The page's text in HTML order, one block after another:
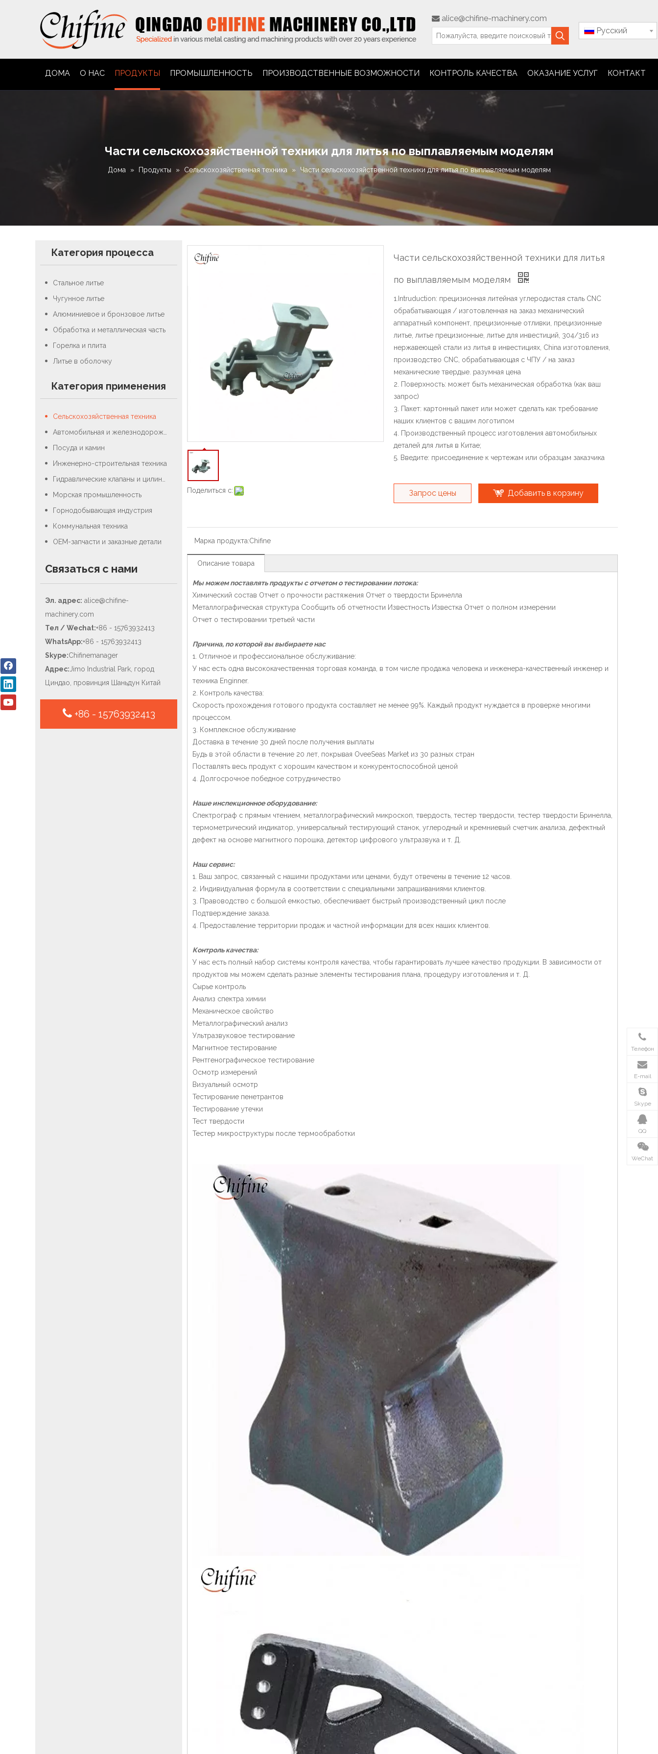
 alice@chifine-machinery.com
Pусский
ДОМА О НАС ПРОДУКТЫ ПРОМЫШЛЕННОСТЬ ПРОИЗВОДСТВЕННЫЕ ВОЗМОЖНОСТИ КОНТРОЛЬ КАЧЕСТВА ОКАЗАНИЕ УСЛУГ КОНТАКТ
Части сельскохозяйственной техники для литья по выплавляемым моделям
Дома » Продукты » Сельскохозяйственная техника » Части сельскохозяйственной техники для литья по выплавляемым моделям
Категория процесса
Стальное литье
Чугунное литье
Алюминиевое и бронзовое литье
Обработка и металлическая часть
Горелка и плита
Литье в оболочку
Категория применения
Сельскохозяйственная техника
Посуда и камин
Инженерно-строительная техника
Морская промышленность
Горнодобывающая индустрия
Коммунальная техника
OEM-запчасти и заказные детали
Связаться с нами
Эл. адрес: alice@chifine-
machinery.com
Тел / Wechat:+86 - 15763932413
WhatsApp:+86 - 15763932413
Skype:Chifinemanager
Адрес: Jimo Industrial Park, город
Циндао, провинция Шаньдун Китай
+86 - 15763932413
Поделиться с:
Части сельскохозяйственной техники для литья
по выплавляемым моделям
1.Intruduction: прецизионная литейная углеродистая сталь CNC
обрабатывающая / изготовленная на заказ механический
аппаратный компонент, прецизионные отливки, прецизионные
литье, литье прецизионные, литье для инвестиций, 304/316 из
нержавеющей стали из литья в инвестициях, China изготовления,
производство CNC, обрабатывающая с ЧПУ / на заказ
механические твердые. разумная цена
2. Поверхность: может быть механическая обработка (как ваш
запрос)
3. Пакет: картонный пакет или может сделать как требование
наших клиентов с вашим логотипом
4. Производственный процесс изготовления автомобильных
деталей для литья в Китае;
5. Введите: присоединение к чертежам или образцам заказчика
Запрос цены Добавить в корзину
Марка продукта:Chifine
Описание товара
Мы можем поставлять продукты с отчетом о тестировании потока:
Химический состав Отчет о прочности растяжения Отчет о твердости Бринелла
Металлографическая структура Сообщить об отчетности Известность Известка Отчет о полном измерении
Отчет о тестировании третьей части
Причина, по которой вы выбираете нас
1. Отличное и профессиональное обслуживание:
У нас есть одна высококачественная торговая команда, в том числе продажа человека и инженера-качественный инженер и
техника Enginner.
2. Контроль качества:
Скорость прохождения готового продукта составляет не менее 99%. Каждый продукт нуждается в проверке многими
процессом.
3. Комплексное обслуживание
Доставка в течение 30 дней после получения выплаты
Будь в этой области в течение 20 лет, покрывая OveeSeas Market из 30 разных стран
Поставлять весь продукт с хорошим качеством и конкурентоспособной ценой
4. Долгосрочное победное сотрудничество
Наше инспекционное оборудование:
Спектрограф с прямым чтением, металлографический микроскоп, твердость, тестер твердости, тестер твердости Бринелла,
термометрический индикатор, универсальный тестирующий станок, углеродный и кремниевый счетчик анализа, дефектный
дефект на основе магнитного порошка, детектор цифрового ультразвука и т. Д.
Наш сервис:
1. Ваш запрос, связанный с нашими продуктами или ценами, будут отвечены в течение 12 часов.
2. Индивидуальная формула в соответствии с специальными запрашиваниями клиентов.
3. Правоводство с большой емкостью, обеспечивает быстрый производственный цикл после
Подтверждение заказа.
4. Предоставление территории продаж и частной информации для всех наших клиентов.
Контроль качества:
У нас есть полный набор системы контроля качества, чтобы гарантировать лучшее качество продукции. В зависимости от
продуктов мы можем сделать разные элементы тестирования плана, процедуру изготовления и т. Д.
Сырье контроль
Анализ спектра химии
Механическое свойство
Металлографический анализ
Ультразвуковое тестирование
Магнитное тестирование
Рентгенографическое тестирование
Осмотр измерений
Визуальный осмотр
Тестирование пенетрантов
Тестирование утечки
Тест твердости
Тестер микроструктуры после термообработки
Телефон
E-mail
Skype
QQ
WeChat